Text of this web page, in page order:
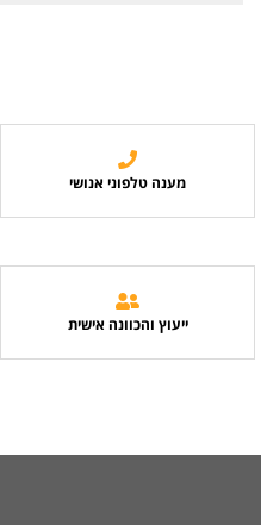
מענה טלפוני אנושי
ייעוץ והכוונה אישית